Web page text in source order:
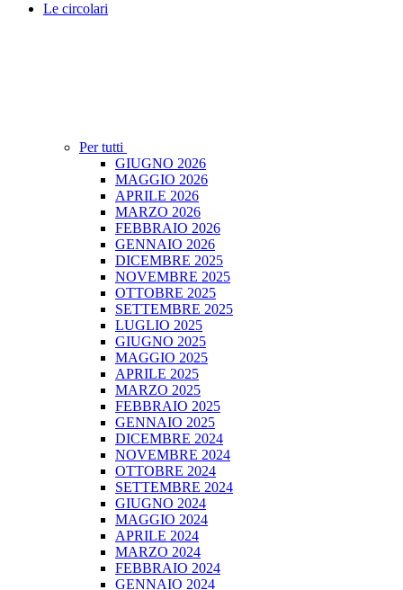
Le circolari
Per tutti
GIUGNO 2026
MAGGIO 2026
APRILE 2026
MARZO 2026
FEBBRAIO 2026
GENNAIO 2026
DICEMBRE 2025
NOVEMBRE 2025
OTTOBRE 2025
SETTEMBRE 2025
LUGLIO 2025
GIUGNO 2025
MAGGIO 2025
APRILE 2025
MARZO 2025
FEBBRAIO 2025
GENNAIO 2025
DICEMBRE 2024
NOVEMBRE 2024
OTTOBRE 2024
SETTEMBRE 2024
GIUGNO 2024
MAGGIO 2024
APRILE 2024
MARZO 2024
FEBBRAIO 2024
GENNAIO 2024